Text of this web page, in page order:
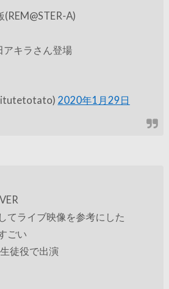
A)
キラさん登場
2020年1月29日
てライブ映像を参考にした
ごい
徒役で出演